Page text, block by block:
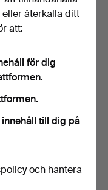
2000-talet.
10 jul 2016
eller återkalla ditt
att:
för dig
till dig på
och hantera